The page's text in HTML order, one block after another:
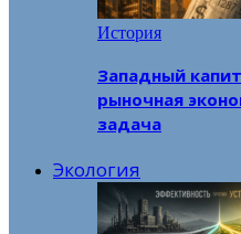
История
Западный
рыночная
задача
Экология